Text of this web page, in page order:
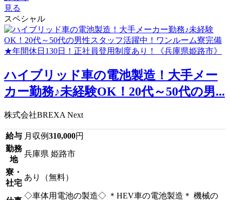
見る
スペシャル
ハイブリッド車の電池製造！大手メー
カー勤務♪未経験OK！20代～50代の男...
株式会社BREXA Next
給与 月収例310,000円
勤務
地
兵庫県 姫路市
寮・
社宅
あり（無料）
◇車体用電池の製造◇ ＊HEV車の電池製造＊ 機械の